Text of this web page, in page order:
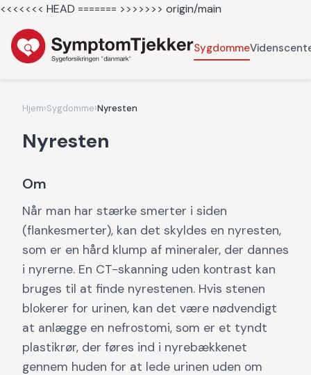
<<<<<<< HEAD ======= >>>>>>> origin/main
Sygdomme
Hjem›Sygdomme›Nyresten
Nyresten
Om
Når man har stærke smerter i siden
(flankesmerter), kan det skyldes en nyresten,
som er en hård klump af mineraler, der dannes
i nyrerne. En CT-skanning uden kontrast kan
bruges til at finde nyrestenen. Hvis stenen
blokerer for urinen, kan det være nødvendigt
at anlægge en nefrostomi, som er et tyndt
plastikrør, der føres ind i nyrebækkenet
gennem huden for at lede urinen uden om